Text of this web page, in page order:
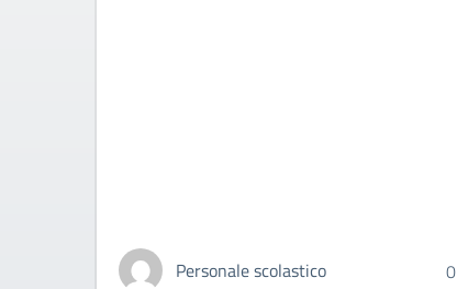
Personale scolastico 0